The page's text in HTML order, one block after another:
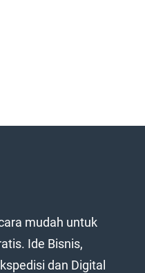
mudah untuk
Ide Bisnis,
dan Digital